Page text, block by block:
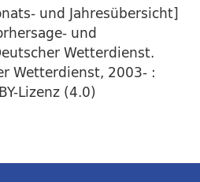
und Jahresübersicht]
und
Wetterdienst.
Wetterdienst, 2003- :
Lizenz (4.0)